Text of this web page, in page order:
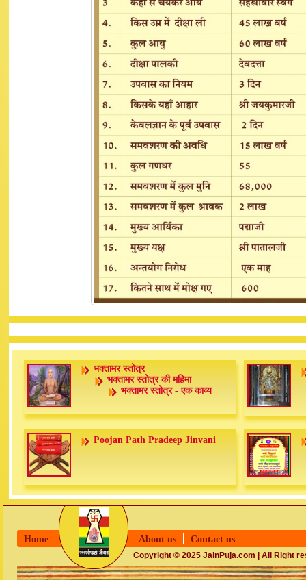
भक्तामर स्तोत्र
भक्तामर स्तोत्र की महिमा
भक्तामर स्तोत्र - एक काव्य
Poojan Path Pradeep Jinvani
Home About us Contact us
Copyright © 2025 JainPuja.com | All Right